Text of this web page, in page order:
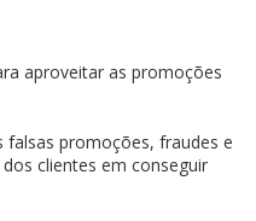
aproveitar as promoções
promoções, fraudes e
clientes em conseguir